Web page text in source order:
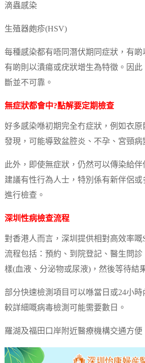
滴蟲感染
生殖器皰疹(HSV)
每種感染都有唔同潛伏期同症狀，有啲
有啲則以潰瘍或疣狀增生為特徵。因此
斷並不可靠。
無症狀都會中?點解要定期檢查
好多感染喺初期完全冇症狀，例如衣原
發現，可能導致盆腔炎、不孕、宮頸病
此外，即使無症狀，仍然可以傳染給
建議有性行為人士，特別係有新伴侶
進行檢查。
深圳性病檢查流程
對香港人而言，深圳提供相對高效率
流程包括：預約、到院登記、醫生問
樣(血液、分泌物或尿液)，然後等待結
部分快速檢測項目可以喺當日或24小
較詳細嘅病毒檢測可能需要數日。
羅湖及福田口岸附近醫療機構交通方便